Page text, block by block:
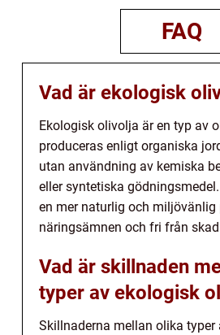
FAQ
Vad är ekologisk
Ekologisk olivolja är en typ av
produceras enligt organiska
utan användning av kemiska
eller syntetiska
en mer naturlig och miljövänlig
näringsämnen och fri från
Vad är skillnaden
typer av ekologisk
Skillnaderna mellan olika typer